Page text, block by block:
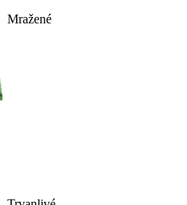
Mražené